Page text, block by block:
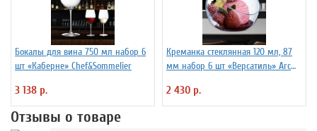
Бокалы для вина 750 мл набор 6
шт «Каберне» Chef&Sommelier
3 138 р.
Креманка стеклянная 120 мл, 87
мм набор 6 шт «Версатиль» Arc
2 430 р.
Отзывы о товаре